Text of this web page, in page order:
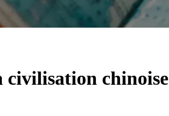
civilisation chinoise